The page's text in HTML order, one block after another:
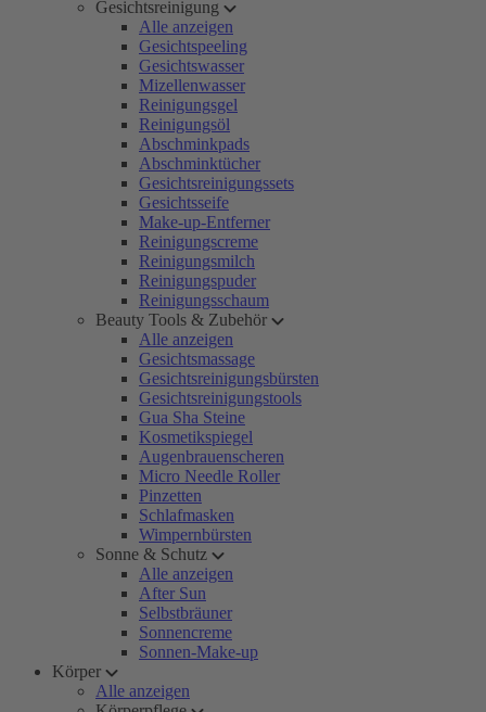
Gesichtsreinigung
Alle anzeigen
Gesichtspeeling
Gesichtswasser
Mizellenwasser
Reinigungsgel
Reinigungsöl
Abschminkpads
Abschminktücher
Gesichtsreinigungssets
Gesichtsseife
Make-up-Entferner
Reinigungscreme
Reinigungsmilch
Reinigungspuder
Reinigungsschaum
Beauty Tools & Zubehör
Alle anzeigen
Gesichtsmassage
Gesichtsreinigungsbürsten
Gesichtsreinigungstools
Gua Sha Steine
Kosmetikspiegel
Augenbrauenscheren
Micro Needle Roller
Pinzetten
Schlafmasken
Wimpernbürsten
Sonne & Schutz
Alle anzeigen
After Sun
Selbstbräuner
Sonnencreme
Sonnen-Make-up
Körper
Alle anzeigen